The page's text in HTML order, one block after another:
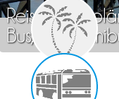
Reisen,
Bus, Flug,